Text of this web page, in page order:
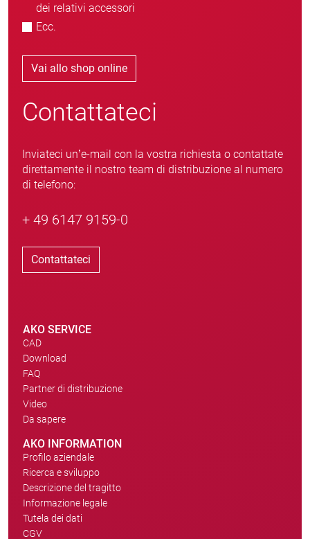
dei relativi accessori
Ecc.
Vai allo shop online
Contattateci
Inviateci un’e-mail con la vostra richiesta o contattate
direttamente il nostro team di distribuzione al numero
di telefono:
+ 49 6147 9159-0
Contattateci
AKO SERVICE
CAD
Download
FAQ
Partner di distribuzione
Video
Da sapere
AKO INFORMATION
Profilo aziendale
Ricerca e sviluppo
Descrizione del tragitto
Informazione legale
Tutela dei dati
CGV